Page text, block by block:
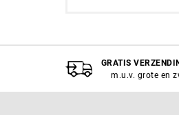
GRATIS
m.u.v. grote en